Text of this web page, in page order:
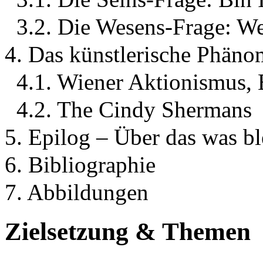
3.2. Die Wesens-Frage:
4. Das künstlerische
4.1. Wiener Aktionismus,
4.2. The Cindy Shermans
5. Epilog – Über das was
6. Bibliographie
7. Abbildungen
Zielsetzung & Themen